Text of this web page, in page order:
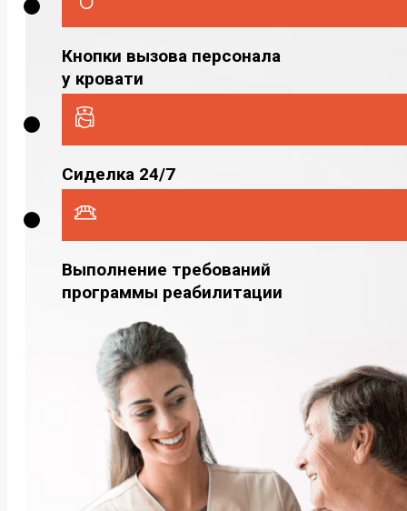
Кнопки вызова персонала
у кровати
Сиделка 24/7
Выполнение требований
программы реабилитации